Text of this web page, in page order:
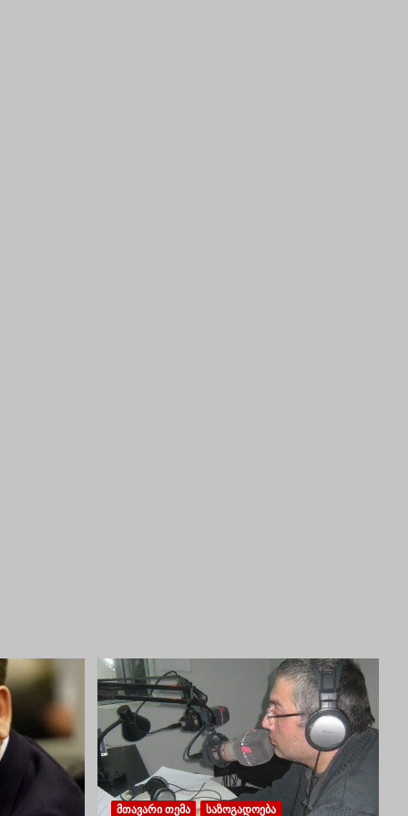
ᲛᲗᲐᲕᲐᲠᲘ ᲗᲔᲛᲐ ᲡᲐᲖᲝᲒᲐᲓᲝᲔᲑᲐ